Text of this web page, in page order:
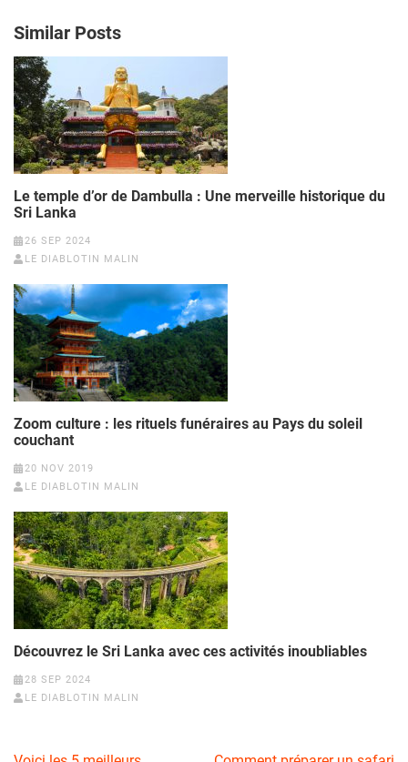
Similar Posts
Le temple d’or de Dambulla : Une merveille historique du
Sri Lanka
26 SEP 2024
LE DIABLOTIN MALIN
Zoom culture : les rituels funéraires au Pays du soleil
couchant
20 NOV 2019
LE DIABLOTIN MALIN
Découvrez le Sri Lanka avec ces activités inoubliables
28 SEP 2024
LE DIABLOTIN MALIN